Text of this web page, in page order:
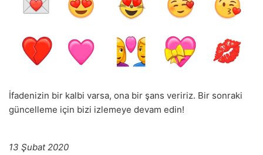
İfadenizin bir kalbi varsa, ona bir şans veririz. Bir sonraki
güncelleme için bizi izlemeye devam edin!
13 Şubat 2020